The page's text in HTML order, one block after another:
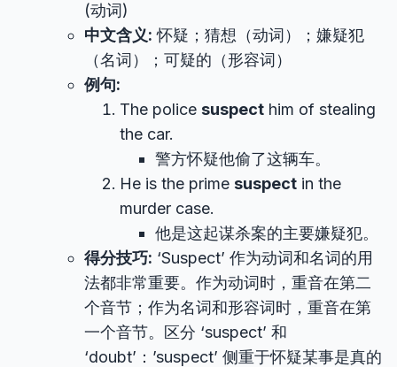
(动词)
中文含义: 怀疑；猜想（动词）；嫌疑犯
（名词）；可疑的（形容词）
例句:
The police suspect him of stealing
the car.
警方怀疑他偷了这辆车。
He is the prime suspect in the
murder case.
他是这起谋杀案的主要嫌疑犯。
得分技巧: ‘Suspect’ 作为动词和名词的用
法都非常重要。作为动词时，重音在第二
个音节；作为名词和形容词时，重音在第
一个音节。区分 ‘suspect’ 和
‘doubt’：’suspect’ 侧重于怀疑某事是真的